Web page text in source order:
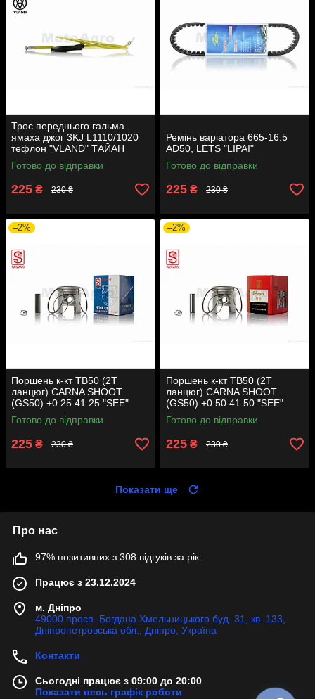
Трос переднього гальма
ямаха джог 3KJ L1110/1020
тефлон "VLAND" ТАЙАН
Готово до відправки
225 ₴ 230 ₴
Ремінь варіатора 665-16.5
AD50, LETS "LIPAI"
Готово до відправки
225 ₴ 230 ₴
–2%
Поршень к-кт TB50 (2T
ланцюг) CARNA SHOOT
(GS50) +0.25 41.25 "SEE"
(Sheng-E) таємниця (акція)
Готово до відправки
225 ₴ 230 ₴
–2%
Поршень к-кт TB50 (2T
ланцюг) CARNA SHOOT
(GS50) +0.50 41.50 "SEE"
(Sheng-E) таємниця (акція)
Готово до відправки
225 ₴ 230 ₴
Показати ще
Про нас
97% позитивних з 308 відгуків за рік
Працює з 23.12.2024
м. Дніпро
49000 просп. Богдана Хмельницького буд. 31, кв. 133,
Дніпропетровська обл., Дніпро, Україна
Контакти
Сьогодні працює з 09:00 до 20:00
Показати весь графік роботи